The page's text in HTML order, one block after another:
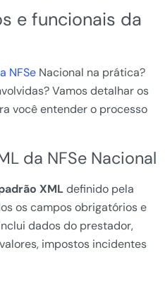
e funcionais da
NFSe Nacional na prática?
Vamos detalhar os
você entender o processo
da NFSe Nacional
XMLdefinido pela
os campos obrigatórios e
dados do prestador,
impostos incidentes